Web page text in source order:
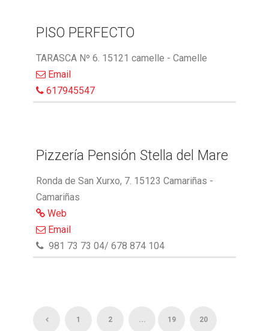
PISO PERFECTO
TARASCA Nº 6. 15121 camelle - Camelle
Email
617945547
Pizzería Pensión Stella del Mare
Ronda de San Xurxo, 7. 15123 Camariñas -
Camariñas
Web
Email
981 73 73 04/ 678 874 104
1 2 ... 19 20